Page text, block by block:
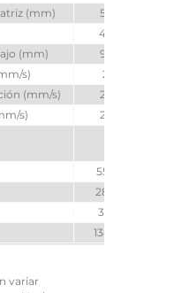
(mm)
520
450
(mm)
960
s)
20
(mm/s)
220
s)
250
5560
2880
3189
13800
variar